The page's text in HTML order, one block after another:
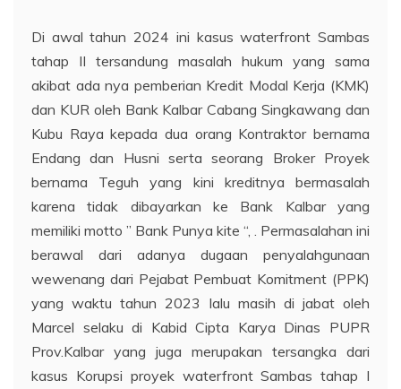
Di awal tahun 2024 ini kasus waterfront Sambas
tahap II tersandung masalah hukum yang sama
akibat ada nya pemberian Kredit Modal Kerja (KMK)
dan KUR oleh Bank Kalbar Cabang Singkawang dan
Kubu Raya kepada dua orang Kontraktor bernama
Endang dan Husni serta seorang Broker Proyek
bernama Teguh yang kini kreditnya bermasalah
karena tidak dibayarkan ke Bank Kalbar yang
memiliki motto ” Bank Punya kite “, . Permasalahan ini
berawal dari adanya dugaan penyalahgunaan
wewenang dari Pejabat Pembuat Komitment (PPK)
yang waktu tahun 2023 lalu masih di jabat oleh
Marcel selaku di Kabid Cipta Karya Dinas PUPR
Prov.Kalbar yang juga merupakan tersangka dari
kasus Korupsi proyek waterfront Sambas tahap I